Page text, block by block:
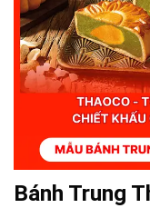
Bánh Trung